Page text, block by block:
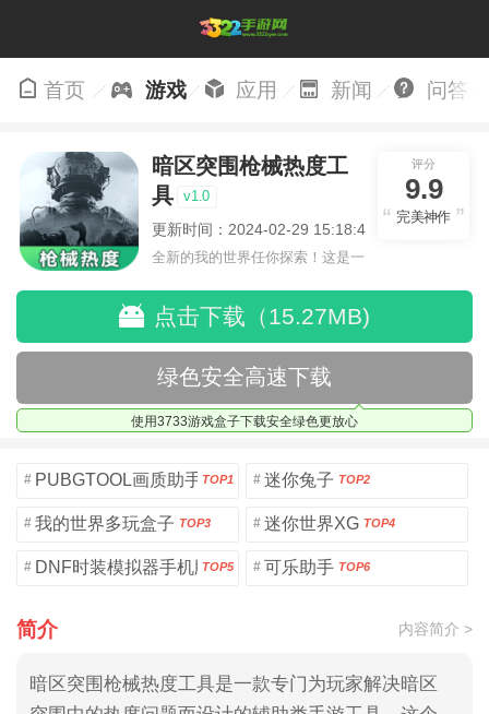
首页 游戏 应用 新闻 问答
暗区突围枪械热度工
具
v1.0
更新时间：2024-02-29 15:18:43
全新的我的世界任你探索！这是一
评分
9.9
完美神作
点击下载（15.27MB)
绿色安全高速下载
使用3733游戏盒子下载安全绿色更放心
# PUBGTOOL画质助手安卓版
TOP1 # 迷你兔子 TOP2
# 我的世界多玩盒子 TOP3 # 迷你世界XG TOP4
# DNF时装模拟器手机版TOP5 # 可乐助手 TOP6
简介 内容简介 >
暗区突围枪械热度工具是一款专门为玩家解决暗区